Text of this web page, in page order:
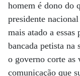
homem é dono do
presidente
mais atado a
bancada petista na
o governo corte as
comunicação que